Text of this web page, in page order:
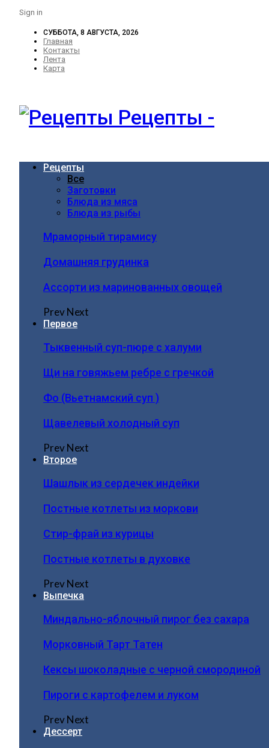
Sign in
СУББОТА, 8 АВГУСТА, 2026
Главная
Контакты
Лента
Карта
Рецепты -
Рецепты
Все
Заготовки
Блюда из мяса
Блюда из рыбы
Мраморный тирамису
Домашняя грудинка
Ассорти из маринованных овощей
PrevNext
Первое
Тыквенный суп-пюре с халуми
Щи на говяжьем ребре с гречкой
Фо (Вьетнамский суп )
Щавелевый холодный суп
PrevNext
Второе
Шашлык из сердечек индейки
Постные котлеты из моркови
Стир-фрай из курицы
Постные котлеты в духовке
PrevNext
Выпечка
Миндально-яблочный пирог без сахара
Морковный Тарт Татен
Кексы шоколадные с черной смородиной
Пироги c картофелем и луком
PrevNext
Дессерт